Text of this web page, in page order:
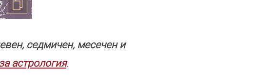
седмичен, месечен и
астрология.